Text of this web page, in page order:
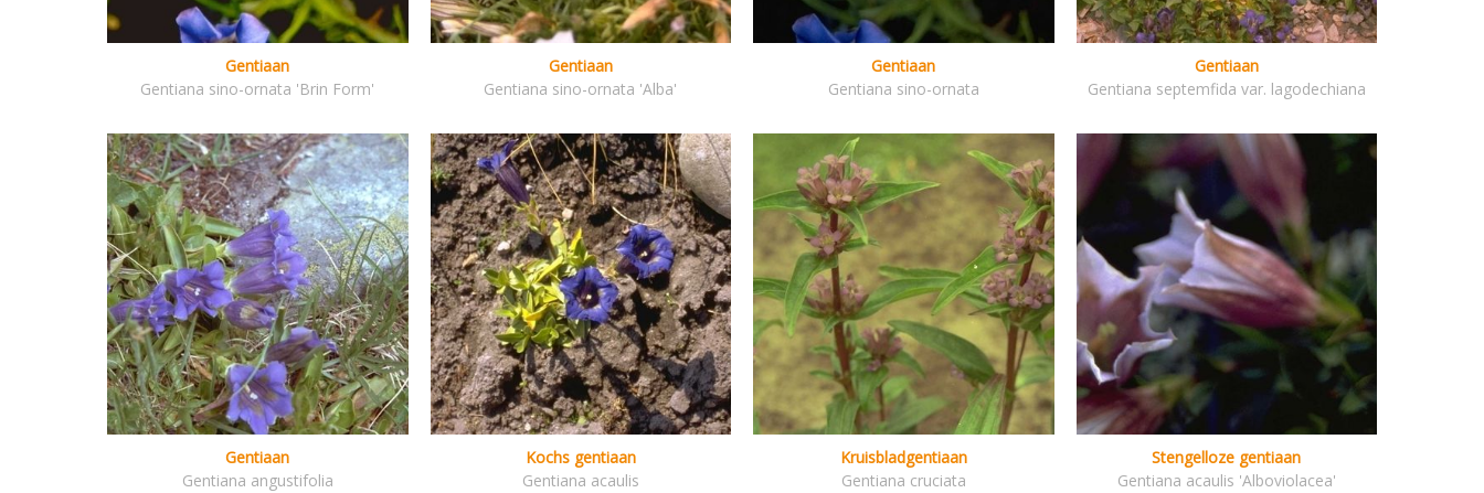
Gentiaan
Gentiana sino-ornata 'Brin Form'
Gentiaan
Gentiana sino-ornata 'Alba'
Gentiaan
Gentiana sino-ornata
Gentiaan
Gentiana septemfida var. lagodechiana
Gentiaan
Gentiana angustifolia
Kochs gentiaan
Gentiana acaulis
Kruisbladgentiaan
Gentiana cruciata
Stengelloze gentiaan
Gentiana acaulis 'Alboviolacea'